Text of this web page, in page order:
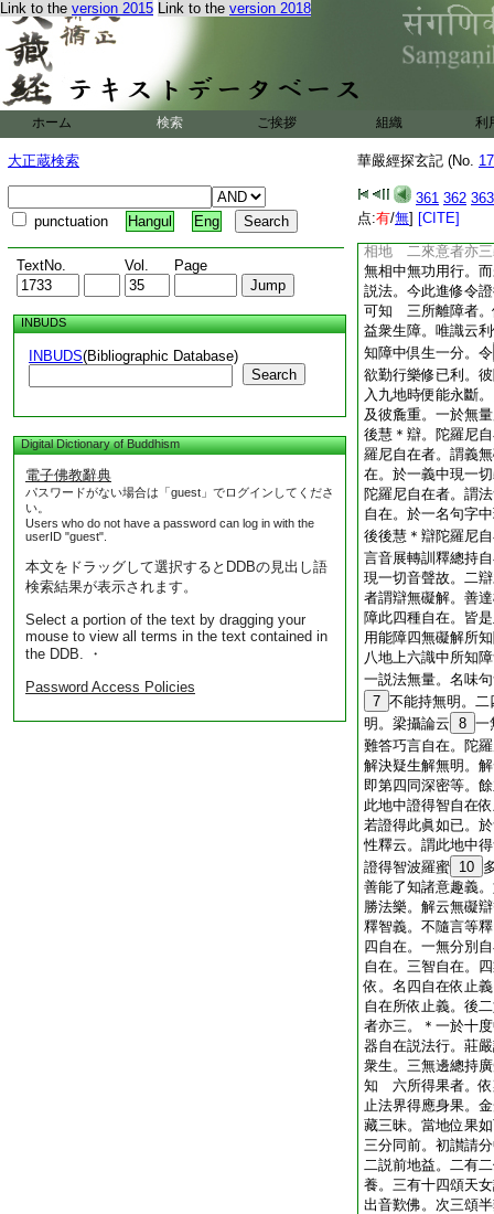
Link to the version 2015 Link to the version 2018
ホーム 検索 ご挨拶 組織 利
大正蔵検索
punctuation Hangul Eng
TextNo. Vol. Page
INBUDS
INBUDS(Bibliographic Database)
Search
Digital Dictionary of Buddhism
電子佛教辭典
パスワードがない場合は「guest」でログインしてくださ
い。
Users who do not have a password can log in with the
userID "guest".
本文をドラッグして選択するとDDBの見出し語
検索結果が表示されます。
Select a portion of the text by dragging your
mouse to view all terms in the text contained in
the DDB. ・
Password Access Policies
華嚴經探玄記 (No.
361 362 363
点:有/無] [CITE]
云。於九地中四無
那三千世界所有人
菩薩能以一音普答
説言名爲善慧。金
善慧。瑜伽住品云
11 能宣説正法。
云。其慧轉明調柔
成就微妙四無礙解
仁王經中名爲慧光
相地 二來意者亦三
無相中無功用行。
説法。今此進修令
可知 三所離障者。
益衆生障。唯識云
知障中倶生一分。令
欲勤行樂修已利。
入九地時便能永斷
及彼麁重。一於無
後慧＊辯。陀羅尼
羅尼自在者。謂義
在。於一義中現一
陀羅尼自在者。謂
自在。於一名句字
後後慧＊辯陀羅尼
言音展轉訓釋總持
現一切音聲故。二
者謂辯無礙解。善
障此四種自在。皆
用能障四無礙解所
八地上六識中所知
一説法無量。名味
7 不能持無明。
明。梁攝論云 8 一
難答巧言自在。陀
解決疑生解無明。
即第四同深密等。
此地中證得智自在
若證得此眞如已。
性釋云。謂此地中
證得智波羅蜜 10
善能了知諸意趣義
勝法樂。解云無礙
釋智義。不隨言等
四自在。一無分別
自在。三智自在。
依。名四自在依止
自在所依止義。後
者亦三。＊一於十
器自在説法行。莊
衆生。三無邊總持
知 六所得果者。依
止法界得應身果。
藏三昧。當地位果
三分同前。初讃請
二説前地益。二有
養。三有十四頌天
出音歎佛。次三頌